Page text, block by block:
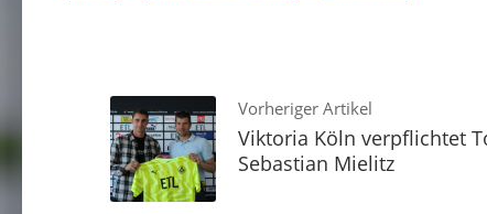
Vorheriger Artikel
Viktoria Köln verpflichtet
Sebastian Mielitz